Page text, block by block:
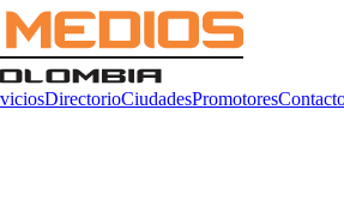
DirectorioCiudadesPromotores